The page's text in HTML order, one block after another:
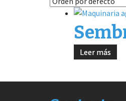
Leer más